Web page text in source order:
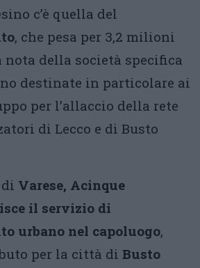
c’è quella del
, che pesa per 3,2 milioni
nota della società specifica
destinate in particolare ai
per l’allaccio della rete
di Lecco e di Busto
Varese, Acinque
il servizio di
urbano nel capoluogo,
per la città di Busto